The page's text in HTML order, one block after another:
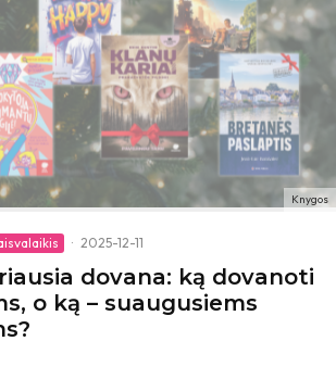
Knygos
· 2025-12-11
dovana: ką dovanoti
o ką – suaugusiems